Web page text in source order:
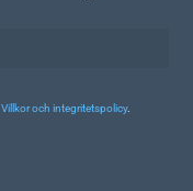
Villkor och integritetspolicy.